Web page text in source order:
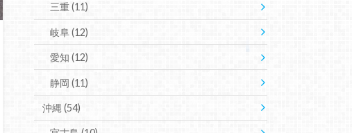
三重(11)
岐阜(12)
愛知(12)
静岡(11)
沖縄 (54)